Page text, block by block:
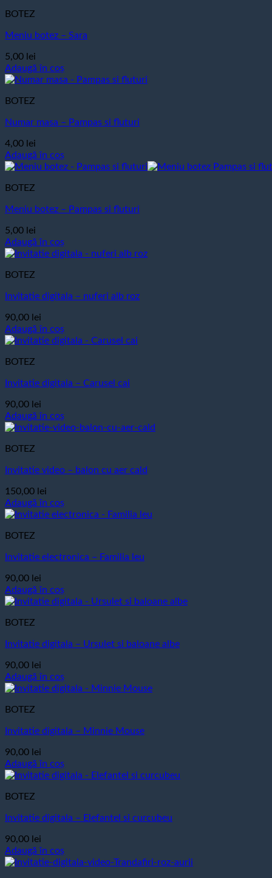
are
multe
Opțiunile
pot
fi
alese
pagina
BOTEZ
Meniu botez – Sara
5,00 lei
Adaugă în coș
BOTEZ
Numar masa – Pampas si fluturi
4,00 lei
Adaugă în coș
BOTEZ
Meniu botez – Pampas si fluturi
5,00 lei
Adaugă în coș
BOTEZ
Invitatie digitala – nuferi alb roz
90,00 lei
Adaugă în coș
BOTEZ
Invitatie digitala – Carusel cai
90,00 lei
Adaugă în coș
BOTEZ
Invitatie video – balon cu aer cald
150,00 lei
Adaugă în coș
BOTEZ
Invitatie electronica – Familia leu
90,00 lei
Adaugă în coș
BOTEZ
Invitatie digitala – Ursulet si baloane albe
90,00 lei
Adaugă în coș
BOTEZ
Invitatie digitala – Minnie Mouse
90,00 lei
Adaugă în coș
BOTEZ
Invitatie digitala – Elefantel si curcubeu
90,00 lei
Adaugă în coș